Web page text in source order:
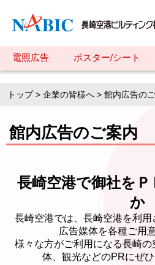
電照広告 ポスター/シート
トップ> 企業の皆様へ > 館内広告の
館内広告のご案内
長崎空港で御社を
か
長崎空港では、長崎空港を利
広告媒体を各種ご用
様々な方がご利用になる長崎
体、観光などのPRにぜひ